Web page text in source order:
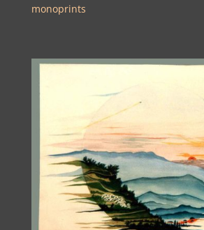
monoprints